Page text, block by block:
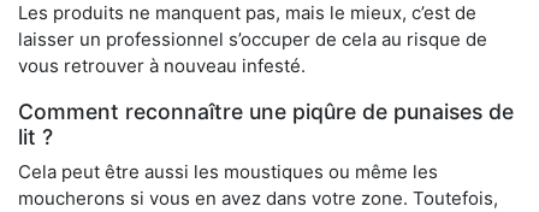
Les produits ne manquent pas, mais le mieux, c’est de
laisser un professionnel s’occuper de cela au risque de
vous retrouver à nouveau infesté.
Comment reconnaître une piqûre de punaises de
lit ?
Cela peut être aussi les moustiques ou même les
moucherons si vous en avez dans votre zone. Toutefois,